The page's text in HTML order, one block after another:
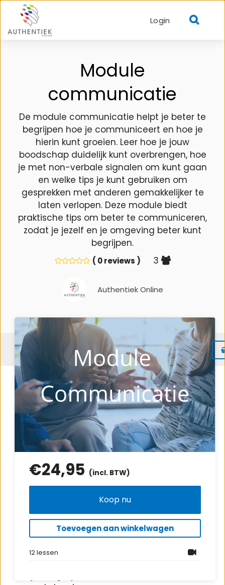
Login
Module
communicatie
De module communicatie helpt je beter te
begrijpen hoe je communiceert en hoe je
hierin kunt groeien. Leer hoe je jouw
boodschap duidelijk kunt overbrengen, hoe
je met non-verbale signalen om kunt gaan
en welke tips je kunt gebruiken om
gesprekken met anderen gemakkelijker te
laten verlopen. Deze module biedt
praktische tips om beter te communiceren,
zodat je jezelf en je omgeving beter kunt
begrijpen.
( 0 reviews ) 3
Authentiek Online
€24,95 (incl. BTW)
Koop nu
Toevoegen aan winkelwagen
12 lessen
Wil je leren
hoe je jouw
kunt
verbeteren en
kunt omgaan
met de
uitdagingen